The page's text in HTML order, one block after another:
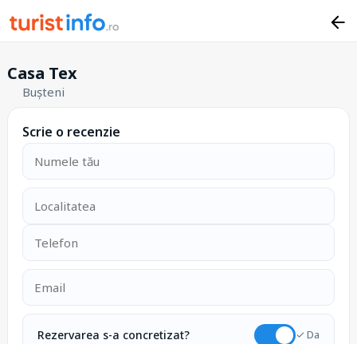
Casa Tex
Bușteni
Scrie o recenzie
Rezervarea s-a concretizat? ✓ Da